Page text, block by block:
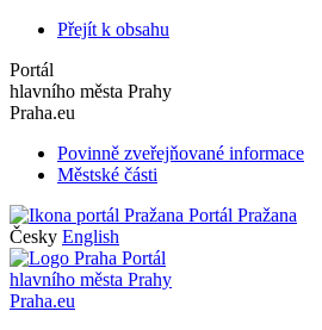
Přejít k obsahu
Portál
hlavního města Prahy
Praha.eu
Povinně zveřejňované informace
Městské části
Portál Pražana
Česky English
Portál
hlavního města Prahy
Praha.eu